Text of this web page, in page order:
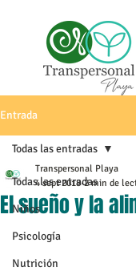
Entrada
Todas las entradas
Niños
Psicología
Nutrición
Todas las entradas
El sueño y la
Transpersonal Playa
4 sept 2018 2 min de